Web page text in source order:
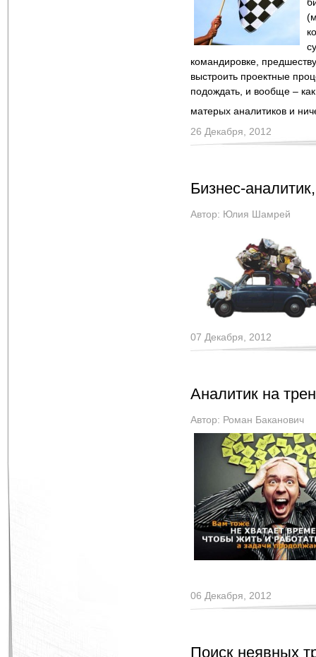
командировке,
выстроить проектные
подождать, и вообще –
матерых аналитиков и
26 Декабря, 2012
Бизнес-
Автор: Юлия Шамрей
07 Декабря, 2012
Аналитик на
Автор: Роман Баканович
06 Декабря, 2012
Поиск неявных